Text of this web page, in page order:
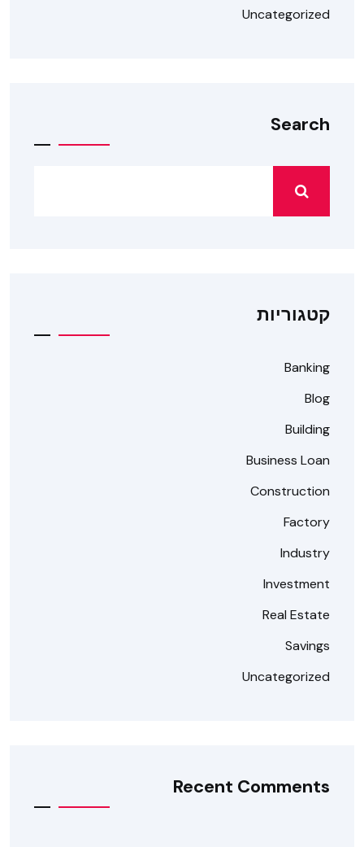
Uncategorized
Search
קטגוריות
Banking
Blog
Building
Business Loan
Construction
Factory
Industry
Investment
Real Estate
Savings
Uncategorized
Recent Comments